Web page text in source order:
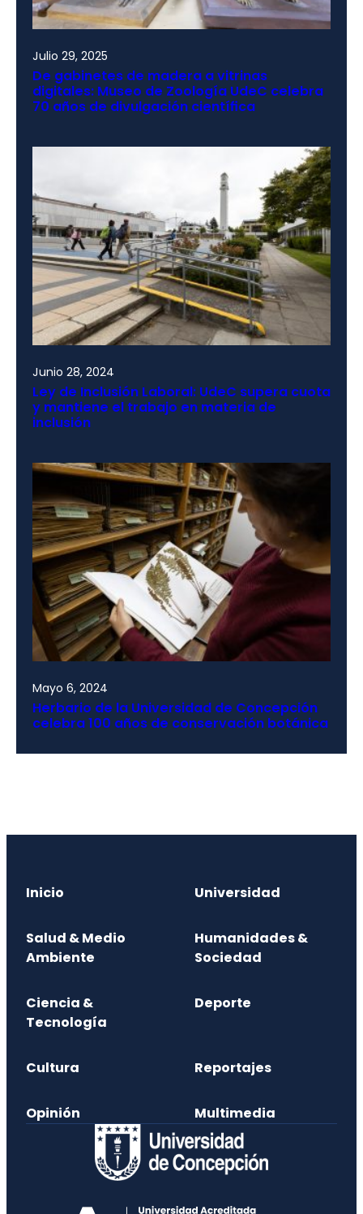
Julio 29, 2025
De gabinetes de madera a vitrinas
digitales: Museo de Zoología UdeC celebra
70 años de divulgación científica
Junio 28, 2024
Ley de Inclusión Laboral: UdeC supera cuota
y mantiene el trabajo en materia de
inclusión
Mayo 6, 2024
Herbario de la Universidad de Concepción
celebra 100 años de conservación botánica
Inicio Universidad
Salud & Medio
Ambiente
Humanidades &
Sociedad
Ciencia &
Tecnología
Deporte
Cultura Reportajes
Opinión Multimedia